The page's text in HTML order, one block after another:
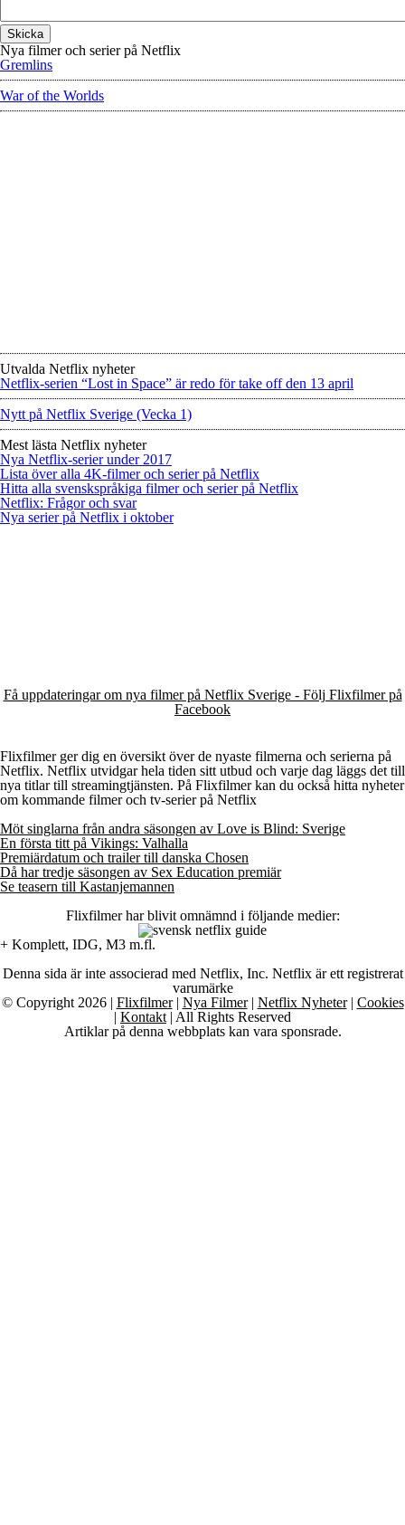
Nya filmer och serier på Netflix
Gremlins
War of the Worlds
Utvalda Netflix nyheter
Netflix-serien “Lost in Space” är redo för take off den 13 april
Nytt på Netflix Sverige (Vecka 1)
Mest lästa Netflix nyheter
Nya Netflix-serier under 2017
Lista över alla 4K-filmer och serier på Netflix
Hitta alla svenskspråkiga filmer och serier på Netflix
Netflix: Frågor och svar
Nya serier på Netflix i oktober
Få uppdateringar om nya filmer på Netflix Sverige - Följ Flixfilmer på
Facebook
Flixfilmer ger dig en översikt över de nyaste filmerna och serierna på
Netflix. Netflix utvidgar hela tiden sitt utbud och varje dag läggs det till
nya titlar till streamingtjänsten. På Flixfilmer kan du också hitta nyheter
om kommande filmer och tv-serier på Netflix
Möt singlarna från andra säsongen av Love is Blind: Sverige
En första titt på Vikings: Valhalla
Premiärdatum och trailer till danska Chosen
Då har tredje säsongen av Sex Education premiär
Se teasern till Kastanjemannen
Flixfilmer har blivit omnämnd i följande medier:
+ Komplett, IDG, M3 m.fl.
Denna sida är inte associerad med Netflix, Inc. Netflix är ett registrerat
varumärke
© Copyright 2026 | Flixfilmer| Nya Filmer| Netflix Nyheter| Cookies
| Kontakt | All Rights Reserved
Artiklar på denna webbplats kan vara sponsrade.